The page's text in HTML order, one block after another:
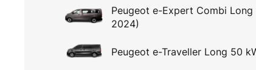
Peugeot e-Expert Combi
2024)
Peugeot e-Traveller Long 50